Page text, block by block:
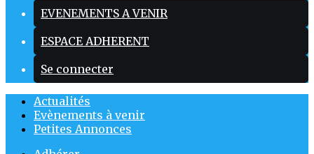
EVENEMENTS A VENIR
ESPACE ADHERENT
Se connecter
Actualités
Evènements à venir
Petites Annonces